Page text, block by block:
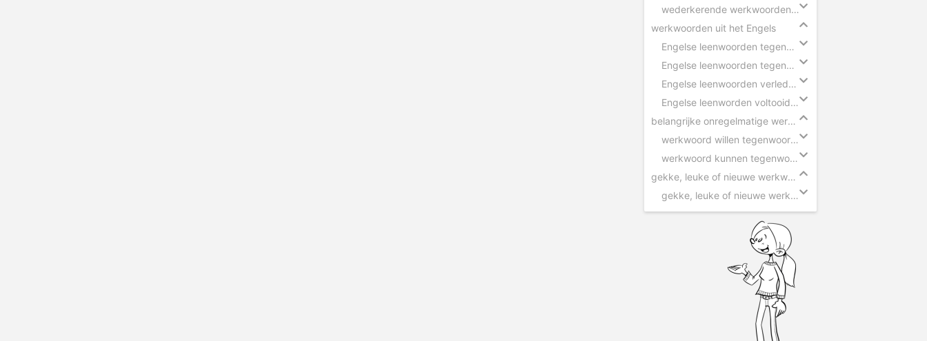
wederkerende werkwoorden in zinnen
werkwoorden uit het Engels
Engelse leenwoorden tegenwoordige tijd - ik
Engelse leenwoorden tegenwoordige tijd - hij
Engelse leenwoorden verleden tijd
Engelse leenworden voltooid deelwoord
belangrijke onregelmatige werkwoorden
werkwoord willen tegenwoordige tijd
werkwoord kunnen tegenwoordige tijd
gekke, leuke of nieuwe werkwoorden
gekke, leuke of nieuwe werkwoorden